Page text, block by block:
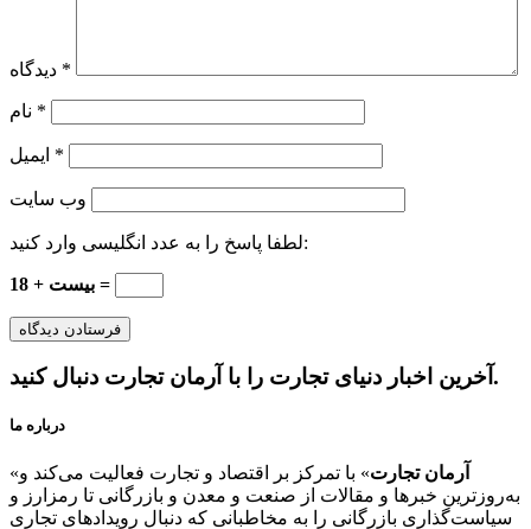
*
*
*
وب‌ سایت
لطفا پاسخ را به عدد انگلیسی وارد کنید:
بیست + 18 =
آخرین اخبار دنیای تجارت را با آرمان تجارت دنبال کنید.
درباره ما
« آرمان تجارت» با تمرکز بر اقتصاد و تجارت فعالیت می‌کند و
به‌روزترین خبرها و مقالات از صنعت و معدن و بازرگانی تا رمزارز و
سیاست‌گذاری بازرگانی را به مخاطبانی که دنبال رویدادهای تجاری